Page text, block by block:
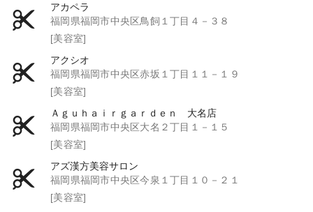
アカペラ
福岡県福岡市中央区鳥飼１丁目４－３８
[美容室]
アクシオ
福岡県福岡市中央区赤坂１丁目１１－１９
[美容室]
Ａｇｕｈａｉｒｇａｒｄｅｎ 大名店
福岡県福岡市中央区大名２丁目１－１５
[美容室]
アズ漢方美容サロン
福岡県福岡市中央区今泉１丁目１０－２１
[美容室]